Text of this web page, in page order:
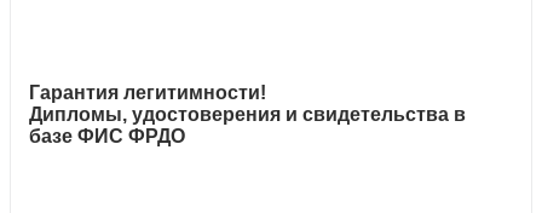
Гарантия легитимности!
Дипломы, удостоверения и свидетельства в
базе ФИС ФРДО